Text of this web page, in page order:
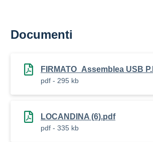
Documenti
FIRMATO_Assemblea USB
pdf - 295 kb
LOCANDINA (6).pdf
pdf - 335 kb